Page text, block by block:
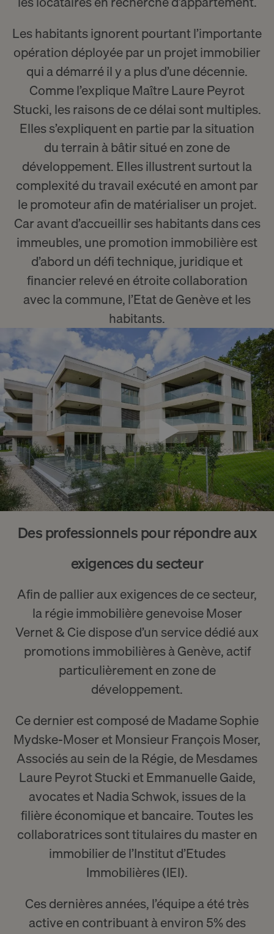
Les habitants ignorent pourtant l’importante
opération déployée par un projet immobilier
qui a démarré il y a plus d’une décennie.
Comme l’expliqueMaître Laure Peyrot
Stucki, les raisons de ce délai sont multiples.
Elles s’expliquent en partie par la situation
du terrain à bâtir situé en zone de
développement. Elles illustrent surtout la
complexité du travail exécuté en amont par
le promoteur afin de matérialiser un projet.
Car avant d’accueillir ses habitants dans ces
immeubles, une promotion immobilière est
d’abord un défi technique, juridique et
financier relevé en étroite collaboration
avec la commune, l’Etat de Genève et les
habitants.
Des professionnels pour répondre aux
exigences du secteur
Afin de pallier aux exigences de ce secteur,
la régie immobilière genevoise Moser
Vernet & Cie dispose d’un service dédié aux
promotions immobilières à Genève, actif
particulièrement en zone de
développement.
Ce dernier est composé de MadameSophie
Mydske-MoseretMonsieur François Moser,
Associés au sein de la Régie, de Mesdames
Laure Peyrot StuckietEmmanuelle Gaide,
avocates etNadia Schwok, issues de la
filière économique et bancaire. Toutes les
collaboratrices sont titulaires du master en
immobilier de l’Institut d’Etudes
Immobilières(IEI).
Ces dernières années, l’équipe a été très
active en contribuant à environ 5% des